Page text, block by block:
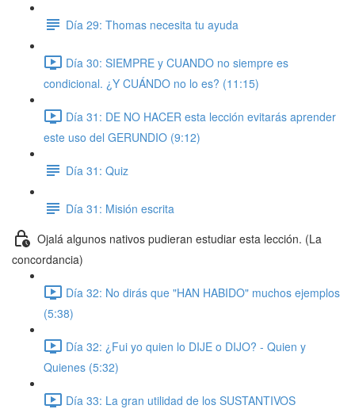
Día 29: Thomas necesita tu ayuda
Día 30: SIEMPRE y CUANDO no siempre es
condicional. ¿Y CUÁNDO no lo es? (11:15)
Día 31: DE NO HACER esta lección evitarás aprender
este uso del GERUNDIO (9:12)
Día 31: Quiz
Día 31: Misión escrita
Ojalá algunos nativos pudieran estudiar esta lección. (La
concordancia)
Día 32: No dirás que "HAN HABIDO" muchos ejemplos
(5:38)
Día 32: ¿Fui yo quien lo DIJE o DIJO? - Quien y
Quienes (5:32)
Día 33: La gran utilidad de los SUSTANTIVOS